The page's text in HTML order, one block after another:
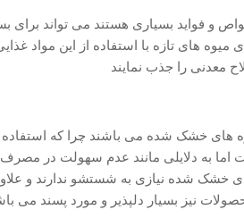
و فواید بسیاری هستند می تواند برای
های تازه با استفاده از این مواد
معدنی را جذب نمایند
های خشک شده می باشند چرا که استفاده
به دلایلی مانند عدم سهولت در مصرف
خشک شده نیازی به شستشو ندارند و
نیز بسیار دلپذیر و مورد پسند می